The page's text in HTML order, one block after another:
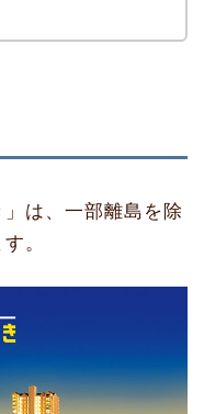
は、一部離島を除
。